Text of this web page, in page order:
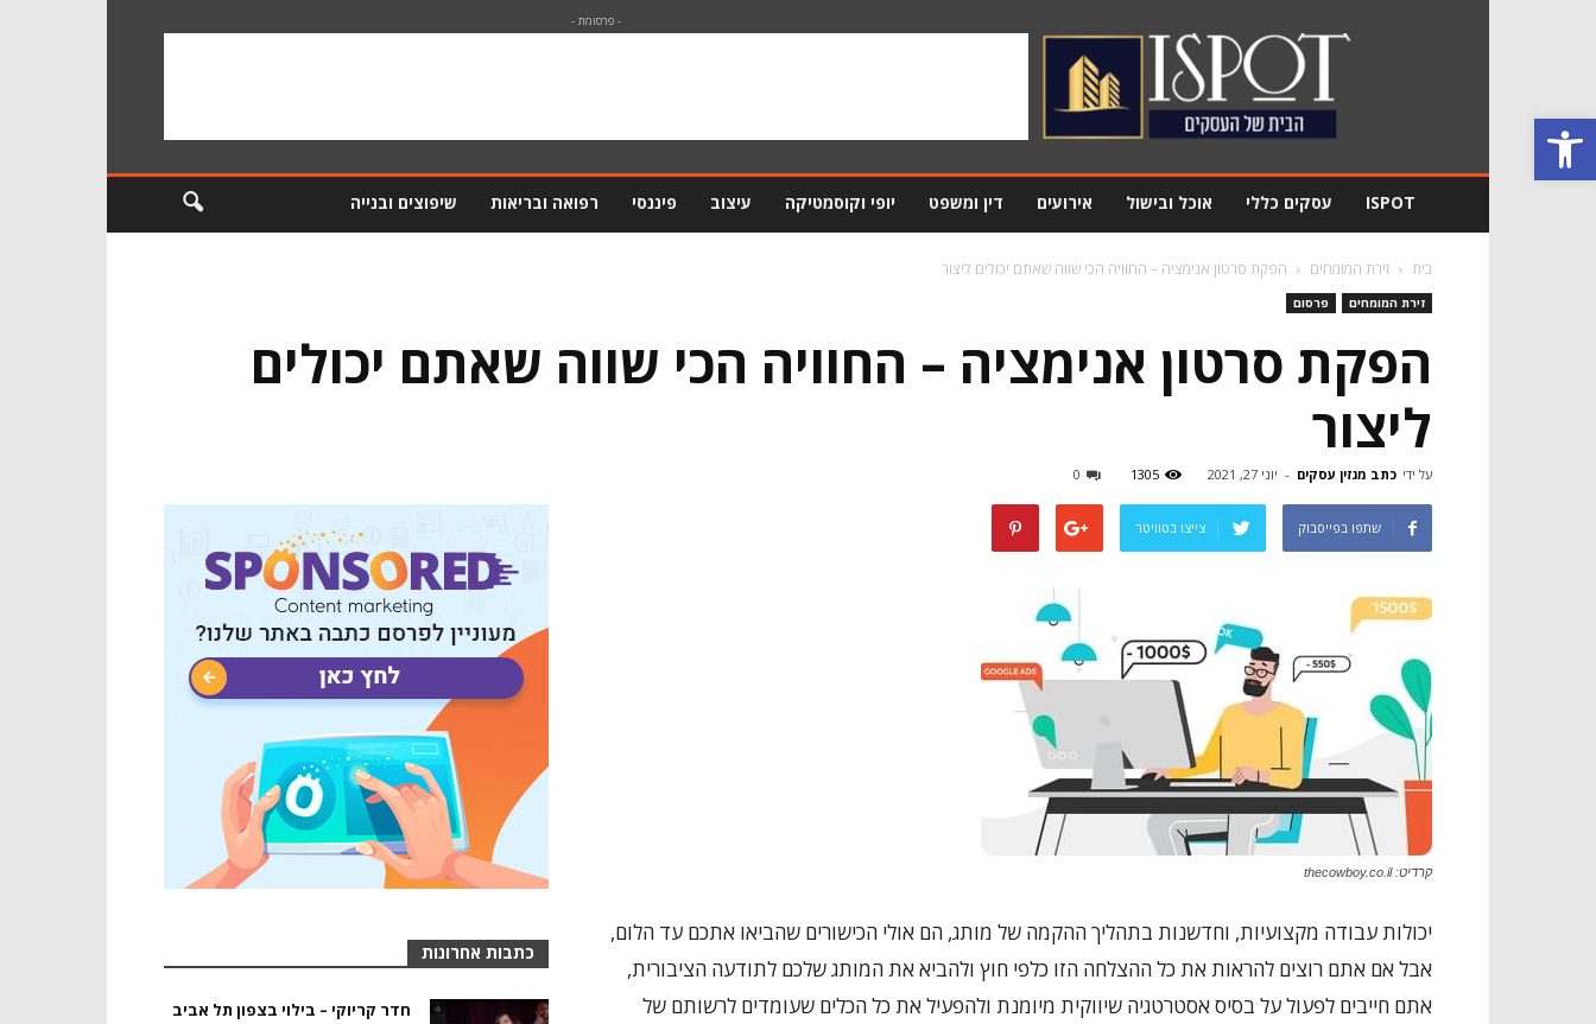
פתח סרגל נגישות
מגזין
Ispot
- פרסומת -
ISPOT עסקים כללי אוכל ובישול אירועים דין ומשפט יופי וקוסמטיקה עיצוב פיננסי רפואה ובריאות שיפוצים ובנייה
בית זירת המומחים הפקת סרטון אנימציה – החוויה הכי שווה שאתם יכולים ליצור
זירת המומחים פרסום
הפקת סרטון אנימציה – החוויה הכי שווה שאתם יכולים
ליצור
על ידי כתב מגזין עסקים - יוני 27, 2021 1305
0
שתפו בפייסבוק צייצו בטוויטר
קרדיט: thecowboy.co.il
יכולות עבודה מקצועיות, וחדשנות בתהליך ההקמה של מותג, הם אולי הכישורים שהביאו אתכם עד הלום,
אבל אם אתם רוצים להראות את כל ההצלחה הזו כלפי חוץ ולהביא את המותג שלכם לתודעה הציבורית,
אתם חייבים לפעול על בסיס אסטרטגיה שיווקית מיומנת ולהפעיל את כל הכלים שעומדים לרשותם של
כתבות אחרונות
חדר קריוקי – בילוי בצפון תל אביב